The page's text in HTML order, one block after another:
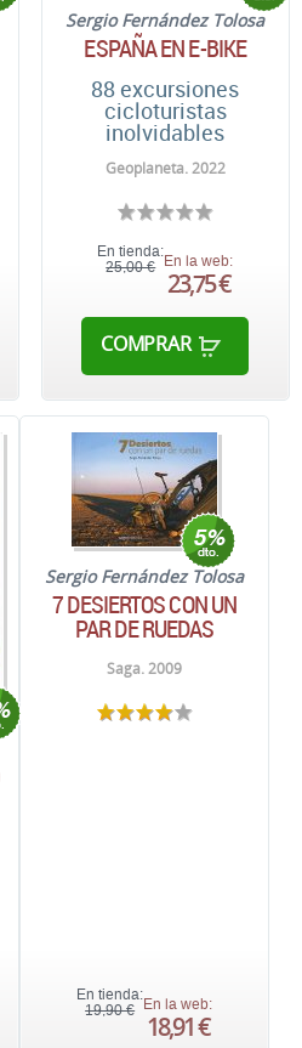
Sergio Fernández Tolosa
ESPAÑA EN E-BIKE
88 excursiones
cicloturistas
inolvidables
Geoplaneta. 2022
En tienda:
25,00 € En la web:
23,75 €
COMPRAR
Sergio Fernández Tolosa
7 DESIERTOS CON UN
PAR DE RUEDAS
Saga. 2009
En tienda:
19,90 €
En la web:
18,91 €